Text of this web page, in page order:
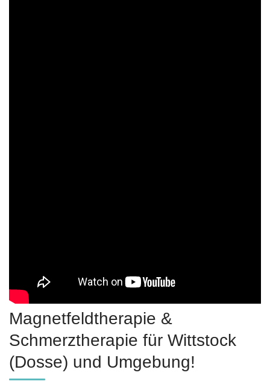
Magnetfeldtherapie &
Schmerztherapie für Wittstock
(Dosse) und Umgebung!